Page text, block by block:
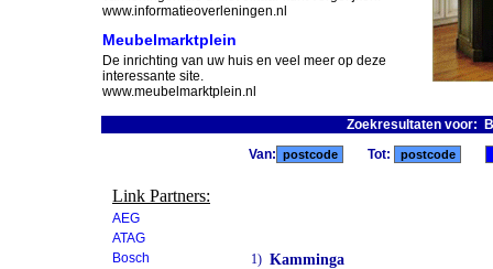
www.informatieoverleningen.nl
Meubelmarktplein
De inrichting van uw huis en veel meer op deze
interessante site.
www.meubelmarktplein.nl
Zoekresultaten voor:
Link Partners:
AEG
ATAG
Bosch
Van: Tot:
1) Kamminga